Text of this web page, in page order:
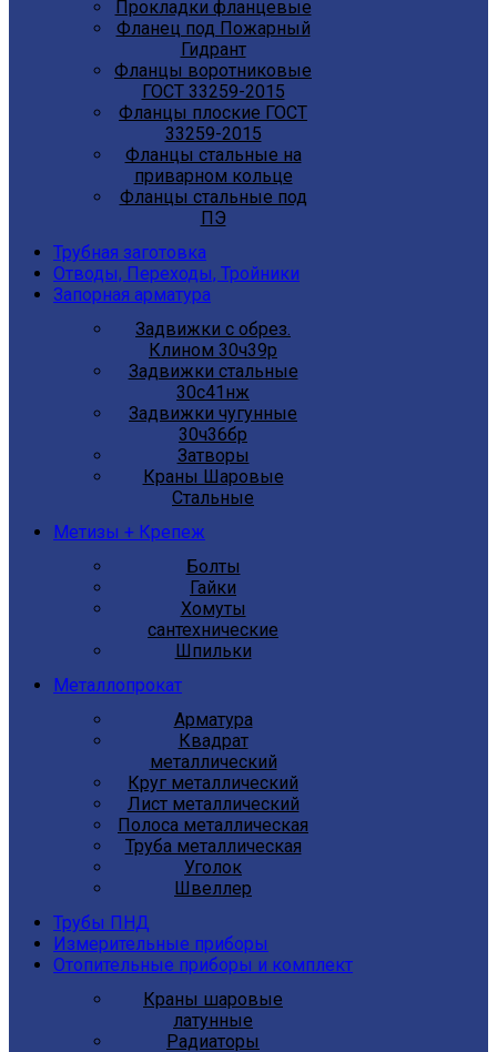
Прокладки фланцевые
Фланец под Пожарный
Гидрант
Фланцы воротниковые
ГОСТ 33259-2015
Фланцы плоские ГОСТ
33259-2015
Фланцы стальные на
приварном кольце
Фланцы стальные под
ПЭ
Трубная заготовка
Отводы, Переходы, Тройники
Запорная арматура
Задвижки с обрез.
Клином 30ч39р
Задвижки стальные
30с41нж
Задвижки чугунные
30ч36бр
Затворы
Краны Шаровые
Стальные
Метизы + Крепеж
Болты
Гайки
Хомуты
сантехнические
Шпильки
Металлопрокат
Арматура
Квадрат
металлический
Круг металлический
Лист металлический
Полоса металлическая
Труба металлическая
Уголок
Швеллер
Трубы ПНД
Измерительные приборы
Отопительные приборы и комплект
Краны шаровые
латунные
Радиаторы